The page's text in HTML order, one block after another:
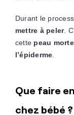
Durant le
mettre à peler.
cette peau morte
l’épiderme
Que faire
chez bébé ?